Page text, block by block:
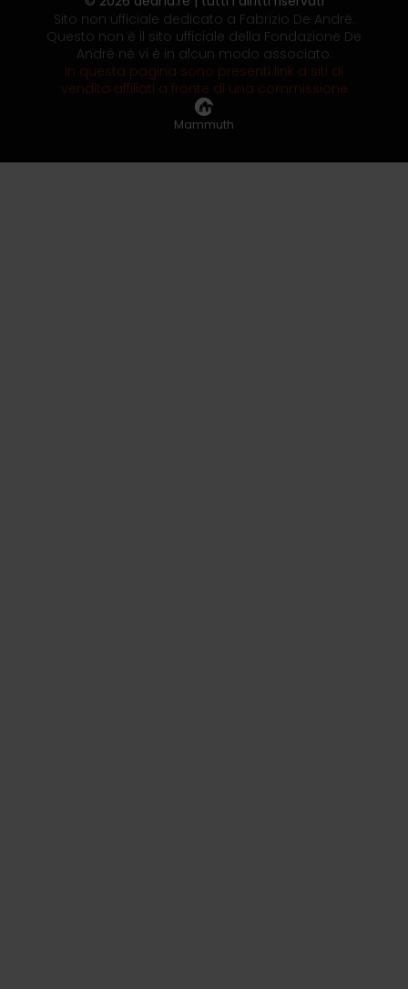
Sito non ufficiale dedicato a Fabrizio De André.
Questo non è il sito ufficiale della Fondazione De
André né vi è in alcun modo associato.
In questa pagina sono presenti link a siti di
vendita affiliati a fronte di una commissione
Mammuth